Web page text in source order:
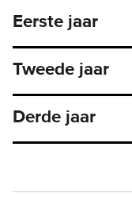
Eerste jaar
Tweede jaar
Derde jaar